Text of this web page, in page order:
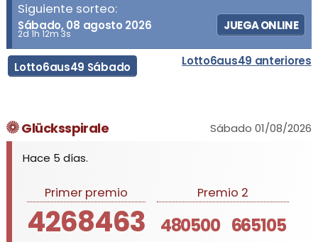
Siguiente sorteo:
Sábado, 08 agosto 2026
2d 1h 12m 3s
JUEGA ONLINE
Lotto6aus49 Sábado Lotto6aus49 anteriores
Glücksspirale
Sábado 01/08/2026
Hace 5 días.
Primer premio
4268463
Premio 2
480500 665105